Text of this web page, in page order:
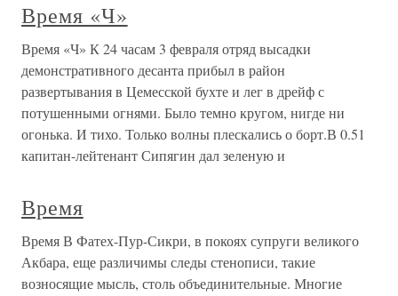
Время «Ч»
Время «Ч» К 24 часам 3 февраля отряд высадки
демонстративного десанта прибыл в район
развертывания в Цемесской бухте и лег в дрейф с
потушенными огнями. Было темно кругом, нигде ни
огонька. И тихо. Только волны плескались о борт.В 0.51
капитан-лейтенант Сипягин дал зеленую и
Время
Время В Фатех-Пур-Сикри, в покоях супруги великого
Акбара, еще различимы следы стенописи, такие
возносящие мысль, столь объединительные. Многие